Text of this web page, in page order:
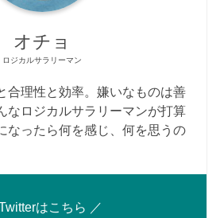
オチョ
ロジカルサラリーマン
合理性と効率。嫌いなものは善
なロジカルサラリーマンが打算
なったら何を感じ、何を思うの
はこちら ／